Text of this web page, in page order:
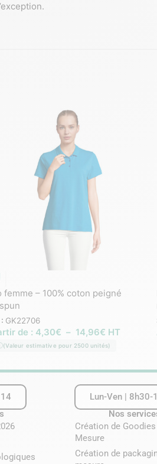
femme – 100% coton peigné
GK22706
de : 4,30€ – 14,96€ HT
(Valeur estimative pour 2500 unités)
Lun-Ven | 8h30-
Nos
Création de
Mesure
Création de